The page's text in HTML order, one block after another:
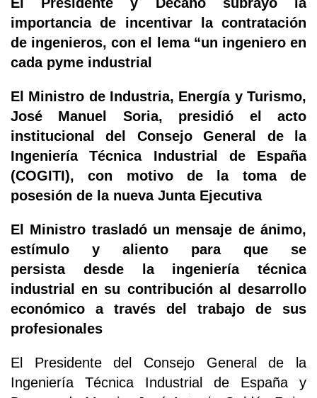
importancia de incentivar la contratación
de ingenieros, con el lema “un ingeniero en
cada pyme industrial
El Ministro de Industria, Energía y Turismo,
José Manuel Soria, presidió el acto
institucional del Consejo General de la
Ingeniería Técnica Industrial de España
(COGITI), con motivo de la toma de
posesión de la nueva Junta Ejecutiva
El Ministro trasladó un mensaje de ánimo,
estímulo y aliento para que se
persista desde la ingeniería técnica
industrial en su contribución al desarrollo
económico a través del trabajo de sus
profesionales
El Presidente del Consejo General de la
Ingeniería Técnica Industrial de España y